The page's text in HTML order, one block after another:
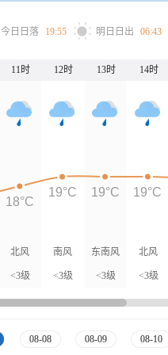
今日日落 19:55 明日日出 06:43
11时 12时 13时 14时
北风
<3级
南风
<3级
东南风
<3级
北风
<3级
18°C
19°C 19°C 19°C
08-08 08-09 08-10